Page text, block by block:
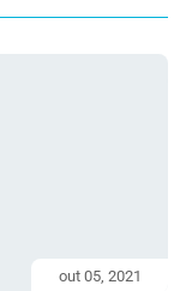
out 05, 2021